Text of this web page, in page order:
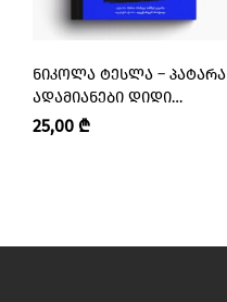
ᲜᲘᲙᲝᲚᲐ ᲢᲔᲡᲚᲐ – ᲞᲐᲢᲐᲠᲐ
ᲐᲓᲐᲛᲘᲐᲜᲔᲑᲘ ᲓᲘᲓᲘ
ᲝᲪᲜᲔᲑᲔᲑᲘᲗ
25,00 ₾